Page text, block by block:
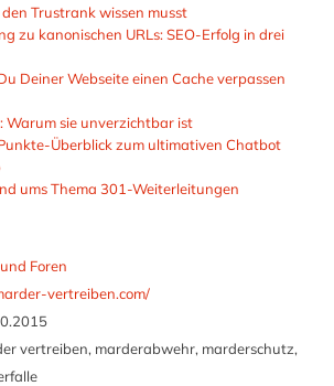
Trustrank wissen musst
zu kanonischen URLs: SEO-Erfolg in drei
Deiner Webseite einen Cache verpassen
Warum sie unverzichtbar ist
Überblick zum ultimativen Chatbot
ums Thema 301-Weiterleitungen
Foren
vertreiben.com/
vertreiben, marderabwehr, marderschutz,